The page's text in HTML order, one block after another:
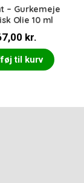
– Gurkemeje
Olie 10 ml
kr.
til kurv